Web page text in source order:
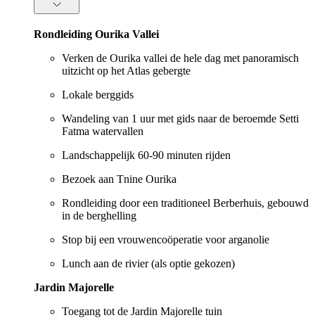
Rondleiding Ourika Vallei
Verken de Ourika vallei de hele dag met panoramisch
uitzicht op het Atlas gebergte
Lokale berggids
Wandeling van 1 uur met gids naar de beroemde Setti
Fatma watervallen
Landschappelijk 60-90 minuten rijden
Bezoek aan Tnine Ourika
Rondleiding door een traditioneel Berberhuis, gebouwd
in de berghelling
Stop bij een vrouwencoöperatie voor arganolie
Lunch aan de rivier (als optie gekozen)
Jardin Majorelle
Toegang tot de Jardin Majorelle tuin